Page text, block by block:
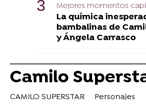
Mejores momentos
La química
bambalinas de
y Ángela Carrasco
Camilo
CAMILO SUPERSTAR Personajes